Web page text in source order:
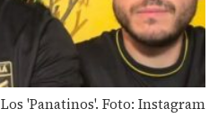
Los 'Panatinos'. Foto: Instagram